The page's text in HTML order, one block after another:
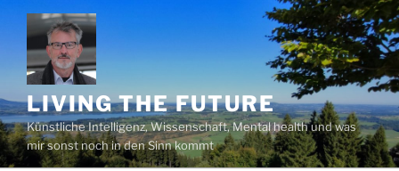
Zum
Inhalt
springen
LIVING THE FUTURE
Künstliche Intelligenz, Wissenschaft, Mental health und was
mir sonst noch in den Sinn kommt